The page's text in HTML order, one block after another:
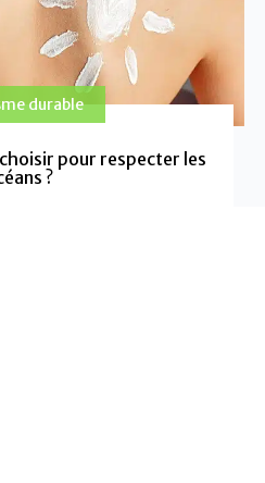
durable
pour respecter les
?